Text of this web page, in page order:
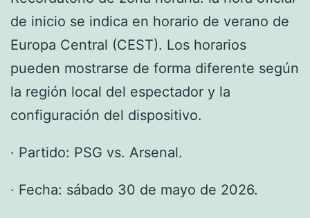
de inicio se indica en horario de verano de
Europa Central (CEST). Los horarios
pueden mostrarse de forma diferente según
la región local del espectador y la
configuración del dispositivo.
· Partido: PSG vs. Arsenal.
· Fecha: sábado 30 de mayo de 2026.